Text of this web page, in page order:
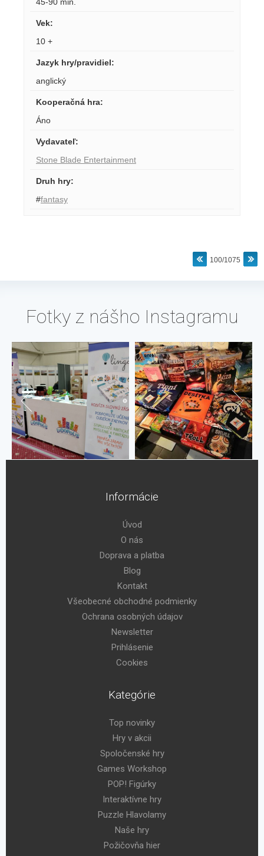
Vek:
10 +
Jazyk hry/pravidiel:
anglický
Kooperačná hra:
Áno
Vydavateľ:
Stone Blade Entertainment
Druh hry:
#fantasy
100/1075
Fotky z nášho Instagramu
Informácie
Úvod
O nás
Doprava a platba
Blog
Kontakt
Všeobecné obchodné podmienky
Ochrana osobných údajov
Newsletter
Prihlásenie
Cookies
Kategórie
Top novinky
Hry v akcii
Spoločenské hry
Games Workshop
POP! Figúrky
Interaktívne hry
Puzzle Hlavolamy
Naše hry
Požičovňa hier